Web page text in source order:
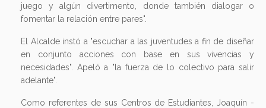
juego y algún divertimento, donde también dialogar o
fomentar la relación entre pares".
El Alcalde instó a "escuchar a las juventudes a fin de diseñar
en conjunto acciones con base en sus vivencias y
necesidades". Apeló a "la fuerza de lo colectivo para salir
adelante".
Como referentes de sus Centros de Estudiantes, Joaquín -